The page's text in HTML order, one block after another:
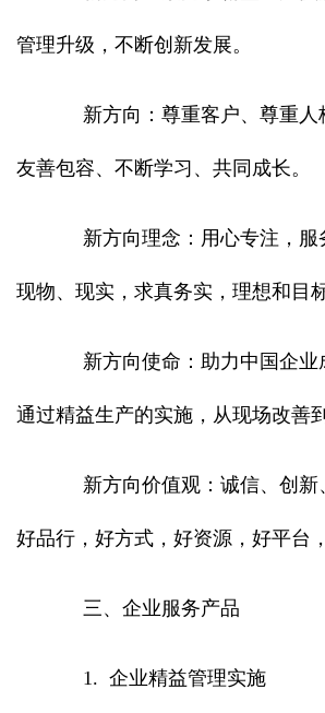
管理升级，不断创新发展。
新方向：尊重客户、尊重人
友善包容、不断学习、共同成长。
新方向理念：用心专注，服
现物、现实，求真务实，理想和目
新方向使命：助力中国企业
通过精益生产的实施，从现场改善
新方向价值观：诚信、创新
好品行，好方式，好资源，好平台
三、企业服务产品
1. 企业精益管理实施